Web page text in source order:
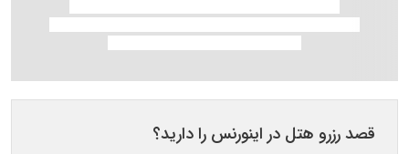
قصد رزرو هتل در اینورنس را دارید؟